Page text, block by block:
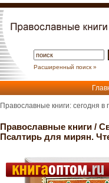
Расширенный поиск »
Православные книги: сегодня
Православные книги /
Псалтирь для мирян.